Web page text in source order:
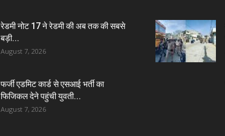
रेडमी नोट 17 ने रेडमी की अब तक की सबसे
बड़ी...
August 7, 2026
फर्जी एडमिट कार्ड से एसआई भर्ती का
फिजिकल देने पहुंची युवती...
August 7, 2026